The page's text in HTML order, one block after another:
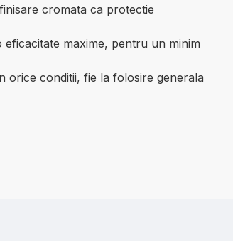
cromata ca protectie
maxime, pentru un minim
orice conditii, fie la folosire generala